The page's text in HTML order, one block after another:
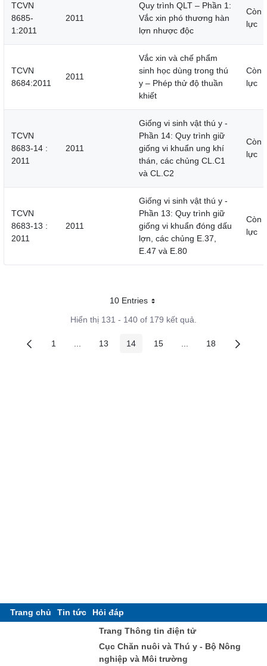
TCVN
8685-
1:2011
2011
Quy trình QLT – Phần 1:
Vắc xin phó thương hàn
lợn nhược độc
Còn
lực
TCVN
8684:2011
2011
Vắc xin và chế phẩm
sinh học dùng trong thú
y – Phép thử độ thuần
khiết
Còn
lực
TCVN
8683-14 :
2011
2011
Giống vi sinh vật thú y -
Phần 14: Quy trình giữ
giống vi khuẩn ung khí
thán, các chủng CL.C1
và CL.C2
Còn
lực
TCVN
8683-13 :
2011
2011
Giống vi sinh vật thú y -
Phần 13: Quy trình giữ
giống vi khuẩn đóng dấu
lợn, các chủng E.37,
E.47 và E.80
Còn
lực
10 EntriesMỗi trang
Hiển thị 131 - 140 of 179 kết quả.
Các trang trên cổng
1 Các trang trung gian
Các trang trên cổng
13 Các trang trên cổng
14 Các trang trên cổng
15 Các trang trung gian
Các trang trên
18
Trang chủ Tin tức
Hỏi đáp
Trang Thông tin điện tử
Cục Chăn nuôi và Thú y - Bộ Nông
nghiệp và Môi trường